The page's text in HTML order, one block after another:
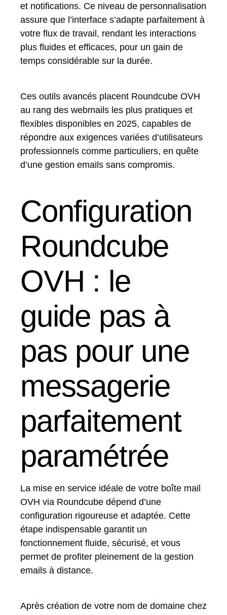
et notifications. Ce niveau de personnalisation
assure que l’interface s’adapte parfaitement à
votre flux de travail, rendant les interactions
plus fluides et efficaces, pour un gain de
temps considérable sur la durée.
Ces outils avancés placent Roundcube OVH
au rang des webmails les plus pratiques et
flexibles disponibles en 2025, capables de
répondre aux exigences variées d’utilisateurs
professionnels comme particuliers, en quête
d’une gestion emails sans compromis.
Configuration
Roundcube
OVH : le
guide pas à
pas pour une
messagerie
parfaitement
paramétrée
La mise en service idéale de votre boîte mail
OVH via Roundcube dépend d’une
configuration rigoureuse et adaptée. Cette
étape indispensable garantit un
fonctionnement fluide, sécurisé, et vous
permet de profiter pleinement de la gestion
emails à distance.
Après création de votre nom de domaine chez